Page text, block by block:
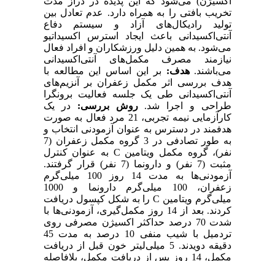
تخریب بافتی را به همراه دارد. عدم تعادل بین
تولید رادیکال‌های آزاد و سیستم دفاع
آنتی‌اکسیدانی باعث ایجاد استرس اکسیداتیو
می‌شود. به همین دلیل ورزشکاران و افراد فعال
نیازمند مصرف مکمل‌های آنتی‌اکسیدانی
می‌باشند.هدف: بر این اساس این مطالعه با
هدف بررسی اثر مکمل زعفران بر آنزیم‌های
آنتی‌اکسیدانی طی یک جلسه فعالیت برونگرا
طراحی و اجرا شد.روش بررسی: در یک
کارآزمایی نیمه تجربی، 21 مرد فعال به ‌صورت
هدفمند در دسترس به عنوان آزمودنی انتخاب و
به‌ طور تصادفی در 3 گروه مکمل زعفران (7
نفر)، گروه مکمل ویتامین C به عنوان کنترل
مثبت (7 نفر) و دارونما (7 نفر) قرار گرفتند.
آزمودنی‌ها به مدت 14 روز 100 میلی‌گرم
زعفران‌، 100 میلی‌گرم دارونما و 1000
میلی‌گرم ویتامین C ‌را به شکل کپسول دریافت
کردند. بعد از 14 روز مکمل‌گیری، آزمودنی‌ها با
شدت 70 درصد حداکثر اکسیژن مصرفی روی
تردمیل با شیب منفی 10 درصد به مدت 45
دقیقه دویدند. 5 میلی‌لیتر خون قبل از دریافت
مکمل، 14 روز پس از دریافت مکمل‌، بلافاصله